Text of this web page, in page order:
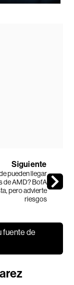
Siguiente
pueden llegar
de AMD? BofA
pero advierte
riesgos
fuente de